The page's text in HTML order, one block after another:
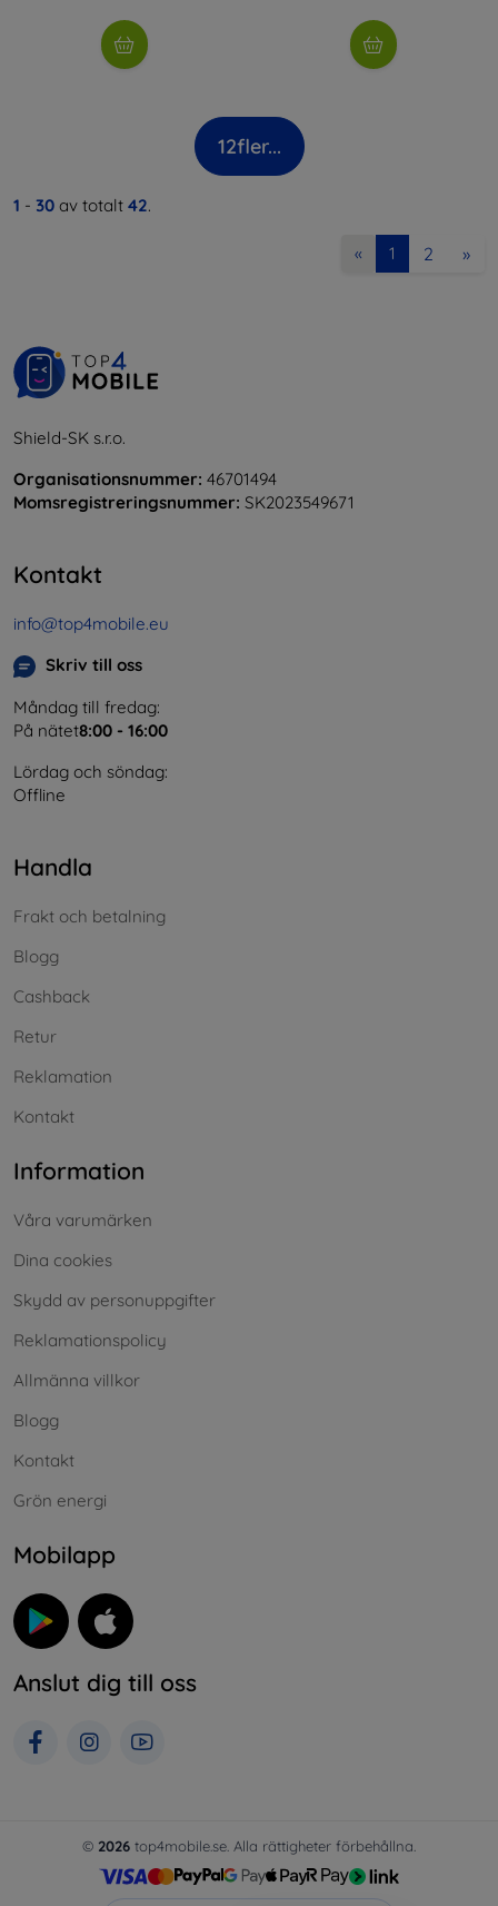
12fler...
1 - 30 av totalt 42.
« 1 2 »
Shield-SK s.r.o.
Organisationsnummer: 46701494
Momsregistreringsnummer: SK2023549671
Kontakt
info@top4mobile.eu
Skriv till oss
Måndag till fredag:
På nätet8:00 - 16:00
Lördag och söndag:
Offline
Handla
Frakt och betalning
Blogg
Cashback
Retur
Reklamation
Kontakt
Information
Våra varumärken
Dina cookies
Skydd av personuppgifter
Reklamationspolicy
Allmänna villkor
Blogg
Kontakt
Grön energi
Mobilapp
Anslut dig till oss
© 2026 top4mobile.se. Alla rättigheter förbehållna.